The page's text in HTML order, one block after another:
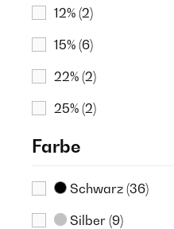
12% (2)
15% (6)
22% (2)
25% (2)
Farbe
Schwarz (36)
Silber (9)